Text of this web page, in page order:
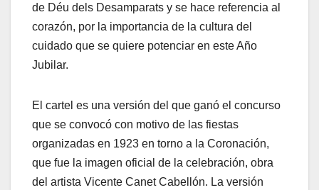
de Déu dels Desamparats y se hace referencia al
corazón, por la importancia de la cultura del
cuidado que se quiere potenciar en este Año
Jubilar.
El cartel es una versión del que ganó el concurso
que se convocó con motivo de las fiestas
organizadas en 1923 en torno a la Coronación,
que fue la imagen oficial de la celebración, obra
del artista Vicente Canet Cabellón. La versión